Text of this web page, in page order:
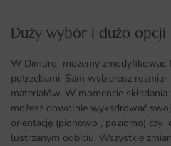
Duży wybór i dużo opcji
W Dimuro możemy zmodyfikować
potrzebami. Sam wybierasz
materiałów. W momencie
możesz dowolnie wykadrować
orientację (pionowo , poziomo) czy
lustrzanym odbiciu. Wszystkie